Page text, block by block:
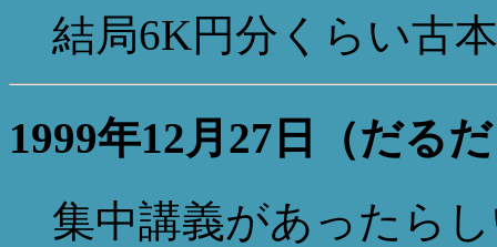
結局6K円分くらい古
1999年12月27日（だる
集中講義があったら